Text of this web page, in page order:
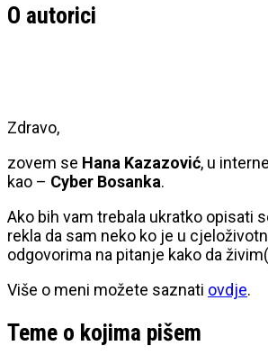
O autorici
Zdravo,
zovem se Hana Kazazović, u
kao – Cyber Bosanka.
Ako bih vam trebala ukratko opisati
rekla da sam neko ko je u
odgovorima na pitanje kako da
Više o meni možete saznati ovdje.
Teme o kojima pišem